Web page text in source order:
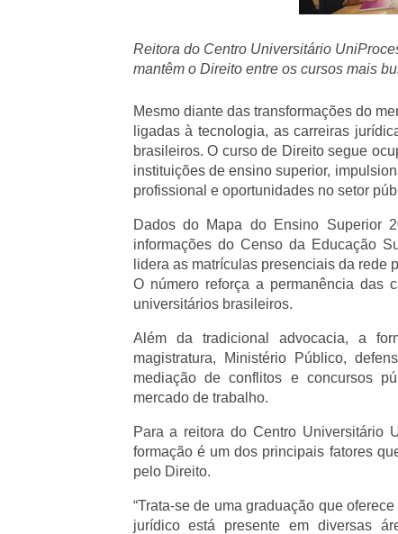
Reitora do Centro Universitário
mantêm o Direito entre os cursos mais
Mesmo diante das transformações do
ligadas à tecnologia, as carreiras
brasileiros. O curso de Direito segue
instituições de ensino superior,
profissional e oportunidades no setor
Dados do Mapa do Ensino Superior
informações do Censo da Educação
lidera as matrículas presenciais da rede
O número reforça a permanência das
universitários brasileiros.
Além da tradicional advocacia, a
magistratura, Ministério Público,
mediação de conflitos e concursos
mercado de trabalho.
Para a reitora do Centro Universitário
formação é um dos principais fatores
pelo Direito.
“Trata-se de uma graduação que
jurídico está presente em diversas